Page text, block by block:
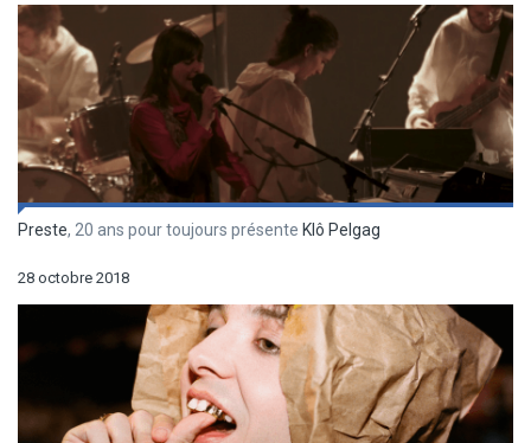
Preste, 20 ans pour toujours présente Klô Pelgag
28 octobre 2018